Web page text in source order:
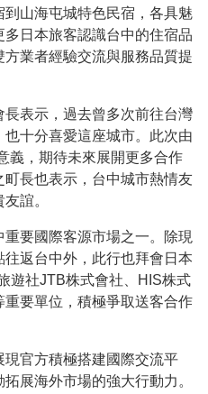
山海屯城特色民宿，各具魅
日本旅客認識台中的住宿品
業者經驗交流與服務品質提
表示，過去曾多次前往台灣
十分喜愛這座城市。此次由
義，期待未來展開更多合作
長也表示，台中城市熱情友
誼。
要國際客源市場之一。除現
返台中外，此行也拜會日本
遊社JTB株式會社、HIS株式
要單位，積極爭取送客合作
官方積極搭建國際交流平
展海外市場的強大行動力。